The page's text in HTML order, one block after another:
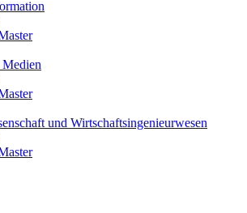
und Wirtschaftsingenieurwesen